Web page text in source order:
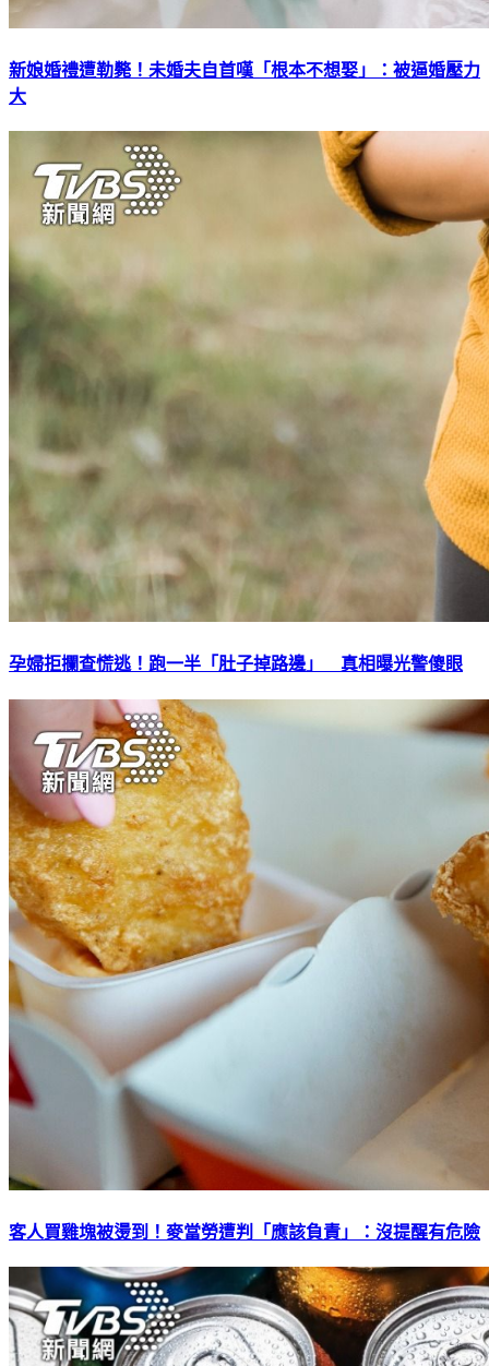
新娘婚禮遭勒斃！未婚夫自首嘆「根本不想娶」：被逼婚壓力
大
孕婦拒攔查慌逃！跑一半「肚子掉路邊」 真相曝光警傻眼
客人買雞塊被燙到！麥當勞遭判「應該負責」：沒提醒有危險